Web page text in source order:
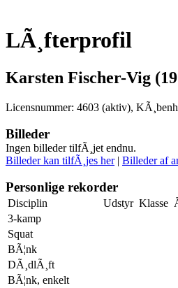
LÃ¸fterprofil
Karsten Fischer-Vig
Licensnummer: 4603 (aktiv),
Billeder
Ingen billeder tilfÃ¸jet endnu.
Billeder kan tilfÃ¸jes her| Billeder af
Personlige rekorder
Disciplin Udstyr Klasse
3-kamp
Squat
BÃ¦nk
DÃ¸dlÃ¸ft
BÃ¦nk, enkelt